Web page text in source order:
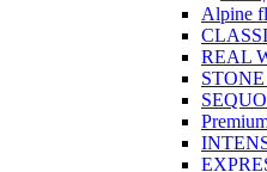
Alpine
REAL